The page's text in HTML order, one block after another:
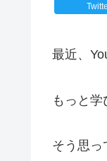
最近、
もっと学
そう思っ